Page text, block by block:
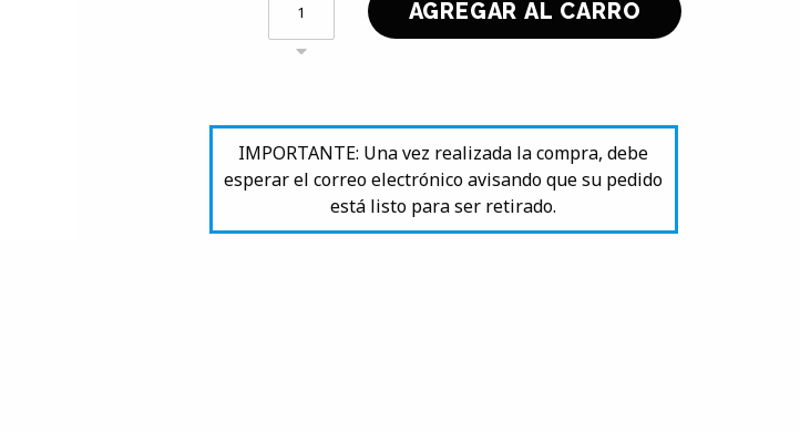
IMPORTANTE: Una vez realizada la compra, debe
esperar el correo electrónico avisando que su pedido
está listo para ser retirado.